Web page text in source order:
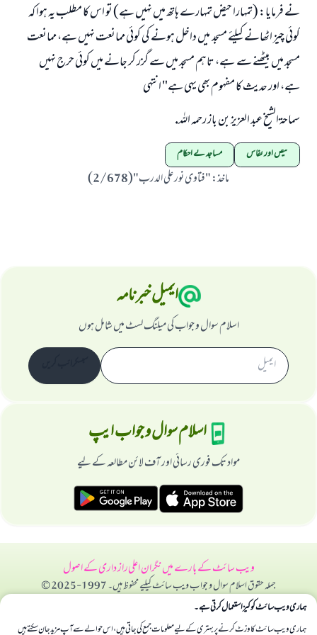
نے فرمایا: (تمہارا حیض تمہارے ہاتھ میں نہیں ہے) تو اس کا مطلب یہ ہوا کہ
کوئی چیز اٹھانے کیلئے مسجد میں داخل ہونے کی کوئی ممانعت نہیں ہے، ممانعت
مسجد میں بیٹھنے سے ہے، تاہم مسجد میں سے گزر کر جانے میں کوئی حرج نہیں
ہے، اور حدیث کا مفہوم بھی یہی ہے" انتہی
سماحۃ الشیخ عبد العزیز بن باز رحمہ الله.
حیض اور نفاس مساجد کے احکام
ماخذ:"فتاوى نور على الدرب"(2/678)
ایمیل خبرنامہ
اسلام سوال و جواب کی میلنگ لسٹ میں شامل ہوں
اسلام سوال و جواب ایپ
مواد تک فوری رسائی اور آف لائن مطالعہ کے لیے
ویب سائٹ کے بارے میںنگران اعلیراز داری کے اصول
جملہ حقوق اسلام سوال و جواب ویب سائٹ کیلیے محفوظ ہیں۔ 1997-2025 ©
ہماری ویب سائٹ کوکیز استعمال کرتی ہے۔
ہماری ویب سائٹ کا وزٹ کرنے پر بہتری کے لیے معلومات جمع کی جاتی ہیں، اس حوالے سے آپ مزید جان سکتے ہیں